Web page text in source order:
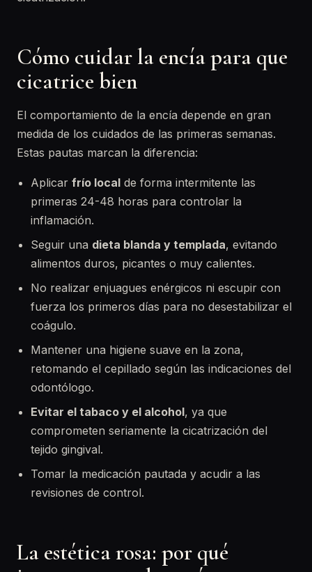
Cómo cuidar la encía para que
cicatrice bien
El comportamiento de la encía depende en gran
medida de los cuidados de las primeras semanas.
Estas pautas marcan la diferencia:
Aplicar frío local de forma intermitente las
primeras 24-48 horas para controlar la
inflamación.
Seguir una dieta blanda y templada, evitando
alimentos duros, picantes o muy calientes.
No realizar enjuagues enérgicos ni escupir con
fuerza los primeros días para no desestabilizar el
coágulo.
Mantener una higiene suave en la zona,
retomando el cepillado según las indicaciones del
odontólogo.
Evitar el tabaco y el alcohol, ya que
comprometen seriamente la cicatrización del
tejido gingival.
Tomar la medicación pautada y acudir a las
revisiones de control.
La estética rosa: por qué